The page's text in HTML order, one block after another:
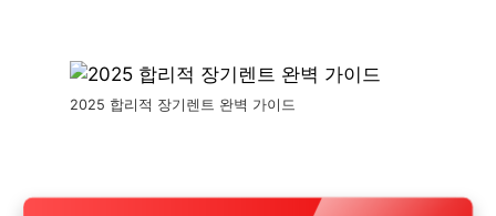
2025 합리적 장기렌트 완벽 가이드